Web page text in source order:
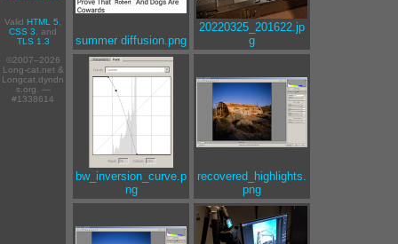
ValidHTML 5
CSS 3
, and
TLS 1.3
©2007–2026
Long-cat.net &
Longcat.dyndn
s.org. —
#1338614
summer diffusion.png
20220325_201622.jp
g
bw_inversion_curve.p
ng
recovered_highlights.
png